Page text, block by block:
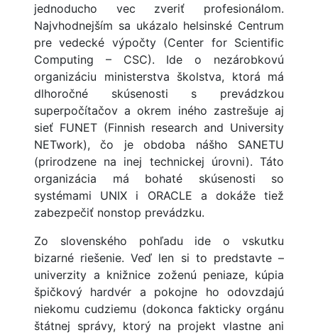
jednoducho vec zveriť profesionálom.
Najvhodnejším sa ukázalo helsinské Centrum
pre vedecké výpočty (Center for Scientific
Computing – CSC). Ide o nezárobkovú
organizáciu ministerstva školstva, ktorá má
dlhoročné skúsenosti s prevádzkou
superpočítačov a okrem iného zastrešuje aj
sieť FUNET (Finnish research and University
NETwork), čo je obdoba nášho SANETU
(prirodzene na inej technickej úrovni). Táto
organizácia má bohaté skúsenosti so
systémami UNIX i ORACLE a dokáže tiež
zabezpečiť nonstop prevádzku.
Zo slovenského pohľadu ide o vskutku
bizarné riešenie. Veď len si to predstavte –
univerzity a knižnice zoženú peniaze, kúpia
špičkový hardvér a pokojne ho odovzdajú
niekomu cudziemu (dokonca fakticky orgánu
štátnej správy, ktorý na projekt vlastne ani